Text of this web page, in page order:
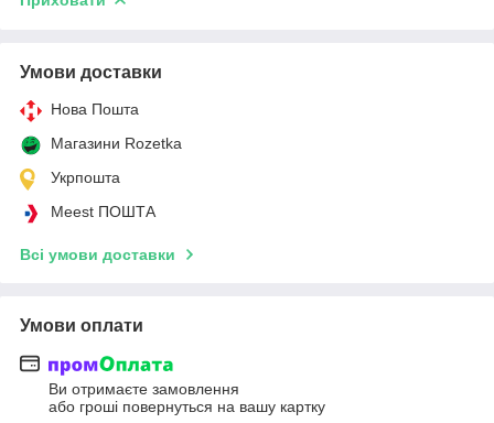
Умови доставки
Нова Пошта
Магазини Rozetka
Укрпошта
Meest ПОШТА
Всі умови доставки
Умови оплати
Ви отримаєте замовлення
або гроші повернуться на вашу картку